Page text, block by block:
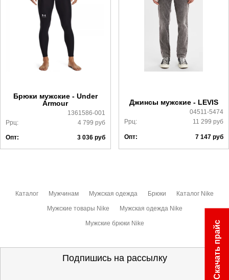
Самовывоз в Москве.
Доставка по России всеми транспортными ТК, а также с
Почтой Росии и СДЭК.
Более детально с условиями доставки и оплаты можно
Брюки мужские - Under
Armour
1361586-001
Ррц:
4 799 руб
Опт: 3 036руб
Джинсы мужские - LEVIS
04511-5474
Ррц:
11 299 руб
Опт: 7 147 руб
Каталог Мужчинам Мужская одежда Брюки Каталог Nike
Мужские товары Nike Мужская одежда Nike
Мужские брюки Nike
Подпишись на рассылку Скачать прайс